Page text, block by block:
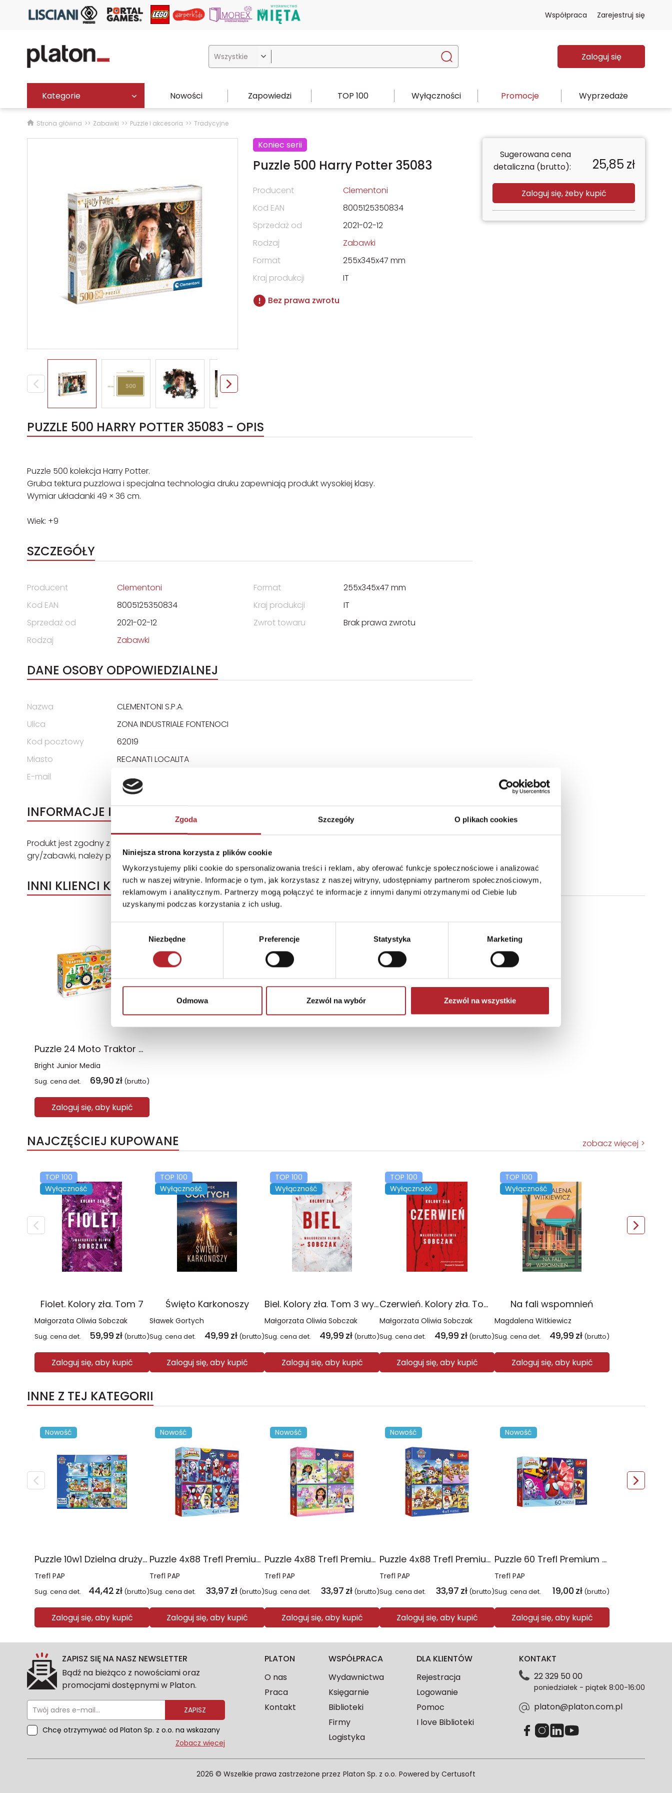
Zgoda Szczegóły O plikach cookies
Niniejsza strona korzysta z plików cookie
Wykorzystujemy pliki cookie do spersonalizowania treści i reklam, aby oferować funkcje społecznościowe i analizować
ruch w naszej witrynie. Informacje o tym, jak korzystasz z naszej witryny, udostępniamy partnerom społecznościowym,
reklamowym i analitycznym. Partnerzy mogą połączyć te informacje z innymi danymi otrzymanymi od Ciebie lub
uzyskanymi podczas korzystania z ich usług.
Niezbędne Preferencje Statystyka Marketing
Odmowa Zezwól na wybór Zezwól na wszystkie
Współpraca Zarejestruj się
 Zaloguj się
Kategorie Nowości Zapowiedzi TOP 100 Wyłączności Promocje Wyprzedaże
Strona główna Zabawki Puzzle i akcesoria Tradycyjne
Koniec serii
Puzzle 500 Harry Potter 35083
Producent
Clementoni
Kod EAN
8005125350834
Sprzedaż od
2021-02-12
Rodzaj
Zabawki
Format
255x345x47 mm
Kraj produkcji
IT
Bez prawa zwrotu
PUZZLE 500 HARRY POTTER 35083 - OPIS
Puzzle 500 kolekcja Harry Potter.
Gruba tektura puzzlowa i specjalna technologia druku zapewniają produkt wysokiej klasy.
Wymiar układanki 49 × 36 cm.
Wiek: +9
SZCZEGÓŁY
Producent
Clementoni
Kod EAN
8005125350834
Sprzedaż od
2021-02-12
Rodzaj
Zabawki
Format
255x345x47 mm
Kraj produkcji
IT
Zwrot towaru
Brak prawa zwrotu
DANE OSOBY ODPOWIEDZIALNEJ
Nazwa
CLEMENTONI S.P.A.
Ulica
ZONA INDUSTRIALE FONTENOCI
Kod pocztowy
62019
Miasto
RECANATI LOCALITA
E-mail
assistenza@clementoni.it
INFORMACJE I OSTRZEŻENIA
Produkt jest zgodny z przepisami unijnymi: Dyrektywa 2009/48/WE. Aby prawidłowo i bezpiecznie korzystać z
gry/zabawki, należy przestrzegać instrukcji i informacji na opakowaniu.
Sugerowana cena
detaliczna (brutto):
25,85 zł
Zaloguj się, żeby kupić
INNI KLIENCI KUPOWALI
Puzzle 24 Moto Traktor CzuCzu
Bright Junior Media
Sug. cena det. 69,90 zł (brutto)
Zaloguj się, aby kupić
NAJCZĘŚCIEJ KUPOWANE zobacz więcej
TOP 100
Wyłączność
Fiolet. Kolory zła. Tom 7
Małgorzata Oliwia Sobczak
Sug. cena det. 59,99 zł (brutto)
Zaloguj się, aby kupić
TOP 100
Wyłączność
Święto Karkonoszy
Sławek Gortych
Sug. cena det. 49,99 zł (brutto)
Zaloguj się, aby kupić
TOP 100
Wyłączność
Biel. Kolory zła. Tom 3 wyd. 2025
Małgorzata Oliwia Sobczak
Sug. cena det. 49,99 zł (brutto)
Zaloguj się, aby kupić
TOP 100
Wyłączność
Czerwień. Kolory zła. Tom 1 wyd. 2025
Małgorzata Oliwia Sobczak
Sug. cena det. 49,99 zł (brutto)
Zaloguj się, aby kupić
TOP 100
Wyłączność
Na fali wspomnień
Magdalena Witkiewicz
Sug. cena det. 49,99 zł (brutto)
Zaloguj się, aby kupić
INNE Z TEJ KATEGORII
Nowość
Puzzle 10w1 Dzielna drużyna Psiego Patrolu 96012
Trefl PAP
Sug. cena det. 44,42 zł (brutto)
Zaloguj się, aby kupić
Nowość
Puzzle 4x88 Trefl Premium Plus Kids Pajęczy dzień Spidey 34696
Trefl PAP
Sug. cena det. 33,97 zł (brutto)
Zaloguj się, aby kupić
Nowość
Puzzle 4x88 Trefl Premium Plus Kids Kocie harce Koci Domek Gabi 34694
Trefl PAP
Sug. cena det. 33,97 zł (brutto)
Zaloguj się, aby kupić
Nowość
Puzzle 4x88 Trefl Premium Plus Kids Psia Straż Psi Patrol 34693
Trefl PAP
Sug. cena det. 33,97 zł (brutto)
Zaloguj się, aby kupić
Nowość
Puzzle 60 Trefl Premium Plus Kids Niesamowita przygoda Spidey Marvel 17429
Trefl PAP
Sug. cena det. 19,00 zł (brutto)
Zaloguj się, aby kupić
ZAPISZ SIĘ NA NASZ NEWSLETTER
Bądź na bieżąco z nowościami oraz
promocjami dostępnymi w Platon.
ZAPISZ
Chcę otrzymywać od Platon Sp. z o.o. na wskazany
Wszelkie informacje dotyczące danych osobowych
znajdziesz w naszej Polityce prywatności. Zgodę
Zobacz więcej
PLATON
O nas
Praca
Kontakt
WSPÓŁPRACA
Wydawnictwa
Księgarnie
Biblioteki
Firmy
Logistyka
DLA KLIENTÓW
Rejestracja
Logowanie
Pomoc
I love Biblioteki
KONTAKT
22 329 50 00
poniedziałek - piątek 8:00-16:00
platon@platon.com.pl
2026 © Wszelkie prawa zastrzeżone przez Platon Sp. z o.o. Powered by Certusoft